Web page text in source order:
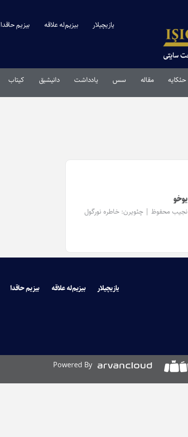
یازیچیلار بیزیم‌له علاقه بیزیم حاقدا
حئکایه مقاله‌ سس یادداشت دانیشیق کیتاب
یوخو
نجیب محفوظ | چئویرن:خاطره نورگول
یازیچیلار بیزیم‌له علاقه بیزیم حاقدا
Powered By